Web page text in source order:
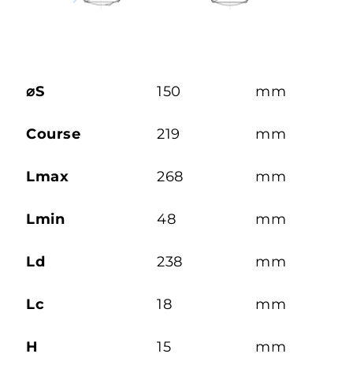
⌀S 150 mm
Course 219 mm
Lmax 268 mm
Lmin 48 mm
Ld 238 mm
Lc 18 mm
H 15 mm